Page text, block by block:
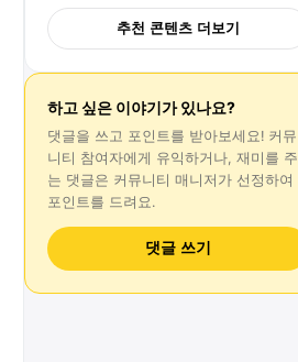
추천 콘텐츠 더보기
하고 싶은 이야기가 있나요?
댓글을 쓰고 포인트를 받아보세요! 커뮤
니티 참여자에게 유익하거나, 재미를 주
는 댓글은 커뮤니티 매니저가 선정하여
포인트를 드려요.
댓글 쓰기